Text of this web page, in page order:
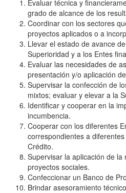
Evaluar técnica y
grado de alcance de los
Coordinar con los sectores
proyectos aplicados o a
Llevar el estado de avance
Superioridad y a los Entes
Evaluar las necesidades de
presentación y/o aplicación
Supervisar la confección de
mixtos; evaluar y elevar a la
Identificar y cooperar en la
incumbencia.
Cooperar con los diferentes
correspondientes a
Crédito.
Supervisar la aplicación de
proyectos sociales.
Confeccionar un Banco de
Brindar asesoramiento